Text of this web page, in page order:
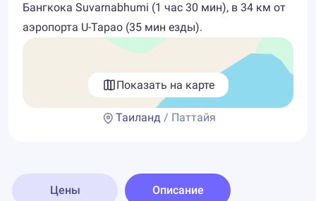
Бангкока Suvarnabhumi (1 час 30 мин), в 34 км от
аэропорта U-Tapao (35 мин езды).
Показать на карте
Таиланд/ Паттайя
Цены Описание